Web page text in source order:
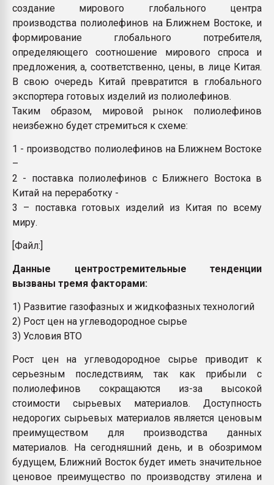
создание мирового глобального центра
производства полиолефинов на Ближнем Востоке, и
формирование глобального потребителя,
определяющего соотношение мирового спроса и
предложения, а, соответственно, цены, в лице Китая.
В свою очередь Китай превратится в глобального
экспортера готовых изделий из полиолефинов.
Таким образом, мировой рынок полиолефинов
неизбежно будет стремиться к схеме:
1 - производство полиолефинов на Ближнем Востоке
–
2 - поставка полиолефинов с Ближнего Востока в
Китай на переработку -
3 – поставка готовых изделий из Китая по всему
миру.
[Файл:]
Данные центростремительные тенденции
вызваны тремя факторами:
1) Развитие газофазных и жидкофазных технологий
2) Рост цен на углеводородное сырье
3) Условия ВТО
Рост цен на углеводородное сырье приводит к
серьезным последствиям, так как прибыли с
полиолефинов сокращаются из-за высокой
стоимости сырьевых материалов. Доступность
недорогих сырьевых материалов является ценовым
преимуществом для производства данных
материалов. На сегодняшний день, и в обозримом
будущем, Ближний Восток будет иметь значительное
ценовое преимущество по производству этилена и